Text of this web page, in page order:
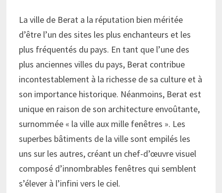
La ville de Berat a la réputation bien méritée
d’être l’un des sites les plus enchanteurs et les
plus fréquentés du pays. En tant que l’une des
plus anciennes villes du pays, Berat contribue
incontestablement à la richesse de sa culture et à
son importance historique. Néanmoins, Berat est
unique en raison de son architecture envoûtante,
surnommée « la ville aux mille fenêtres ». Les
superbes bâtiments de la ville sont empilés les
uns sur les autres, créant un chef-d’œuvre visuel
composé d’innombrables fenêtres qui semblent
s’élever à l’infini vers le ciel.